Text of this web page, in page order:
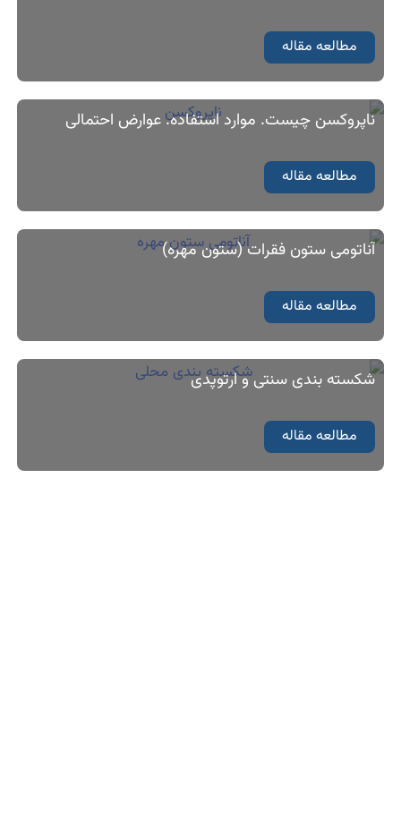
مطالعه مقاله
ناپروکسن چیست. موارد استفاده. عوارض احتمالی
مطالعه مقاله
آناتومی ستون فقرات (ستون مهره)
مطالعه مقاله
شکسته بندی سنتی و ارتوپدی
مطالعه مقاله